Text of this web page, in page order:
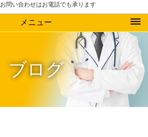
問い合わせはお電話でも承ります
メニュー
ブログ